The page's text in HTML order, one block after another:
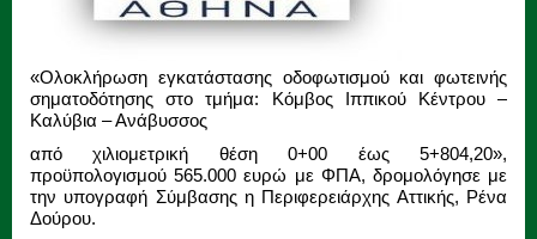
«Ολοκλήρωση εγκατάστασης οδοφωτισμού και φωτεινής
σηματοδότησης στο τμήμα: Κόμβος Ιππικού Κέντρου –
Καλύβια – Ανάβυσσος
από χιλιομετρική θέση 0+00 έως 5+804,20»,
προϋπολογισμού 565.000 ευρώ με ΦΠΑ, δρομολόγησε με
την υπογραφή Σύμβασης η Περιφερειάρχης Αττικής, Ρένα
Δούρου.